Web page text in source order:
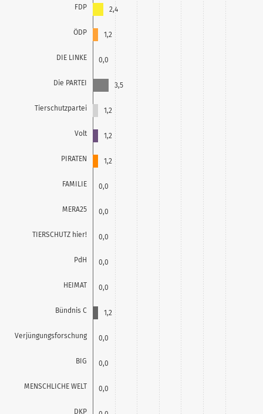
FDP
ÖDP
DIE LINKE
Die PARTEI
Tierschutzpartei
Volt
PIRATEN
FAMILIE
MERA25
TIERSCHUTZ hier!
PdH
HEIMAT
Bündnis C
Verjüngungsforschung
BIG
MENSCHLICHE WELT
DKP
2,4
1,2
0,0
3,5
1,2
1,2
1,2
0,0
0,0
0,0
0,0
0,0
1,2
0,0
0,0
0,0